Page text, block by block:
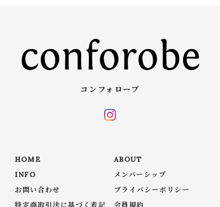
コンフォローブ
HOME
ABOUT
INFO
メンバーシップ
お問い合わせ
プライバシーポリシー
特定商取引法に基づく表記
会員規約